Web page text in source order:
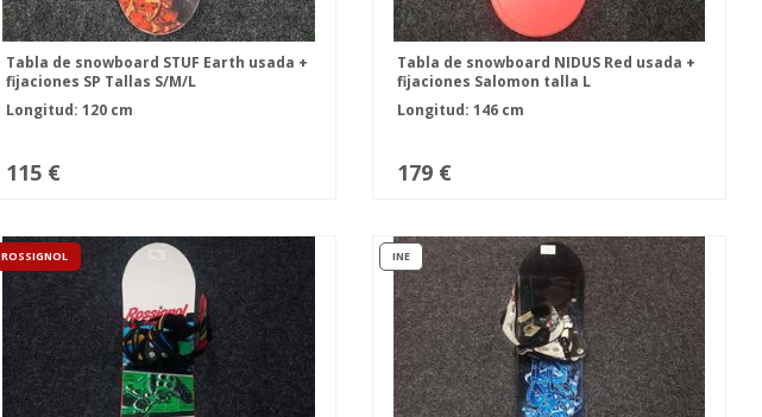
Tabla de snowboard STUF Earth usada +
fijaciones SP Tallas S/M/L
Longitud: 120 cm
115 €
Tabla de snowboard NIDUS Red usada +
fijaciones Salomon talla L
Longitud: 146 cm
179 €
ROSSIGNOL INE